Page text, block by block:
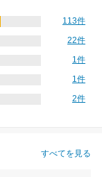
113件
22件
1件
1件
2件
すべてを見る